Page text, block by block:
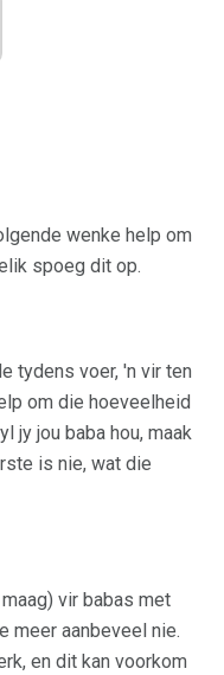
wenke help om
spoeg dit op.
tydens voer, 'n vir ten
om die hoeveelheid
jy jou baba hou, maak
is nie, wat die
vir babas met
meer aanbeveel nie.
en dit kan voorkom